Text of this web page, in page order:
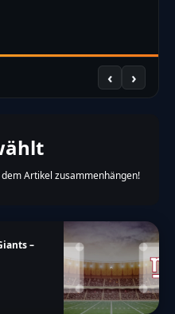
‹ ›
Artikel zusammenhängen!
–